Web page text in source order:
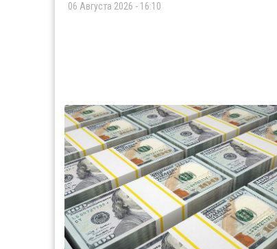
06 Августа 2026 - 16:10